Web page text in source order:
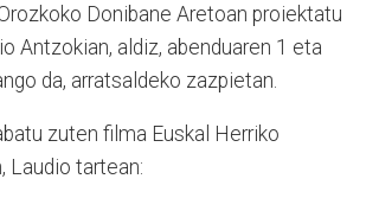
Donibane Aretoan proiektatu
Antzokian, aldiz, abenduaren 1 eta
da, arratsaldeko zazpietan.
zuten filma Euskal Herriko
Laudio tartean: